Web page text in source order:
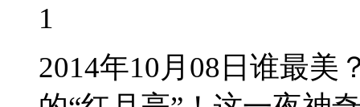
1
2014年10月08日谁最美